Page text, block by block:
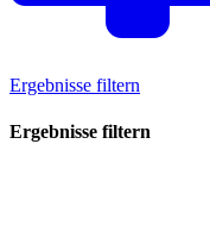
Ergebnisse filtern
Ergebnisse filtern